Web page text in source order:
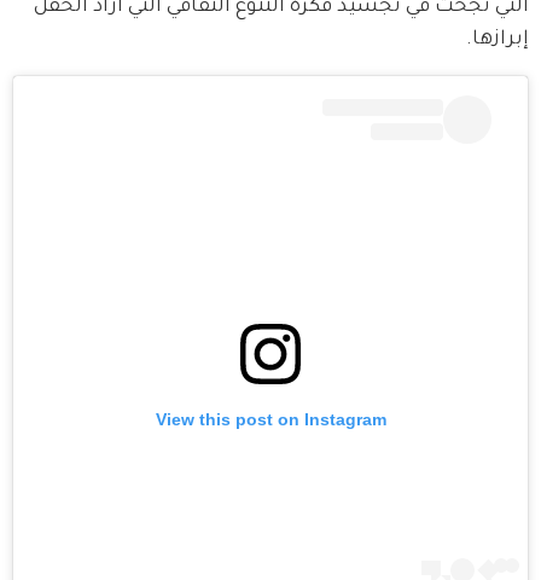
التي نجحت في تجسيد فكرة التنوع الثقافي التي أراد الحفل
إبرازها.
View this post on Instagram